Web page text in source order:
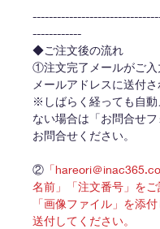
------------
◆ご注文後の流れ
①注文完了メールがご入
メールアドレスに送付さ
※しばらく経っても自
ない場合は「お問合せフ
お問合せください。
② 「hareori＠
名前」「注文番号」をご
「画像ファイル」を添
送付してください。